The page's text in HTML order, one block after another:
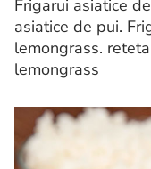
Frigarui asiatice
asiatice de pui.
lemongrass.
lemongrass